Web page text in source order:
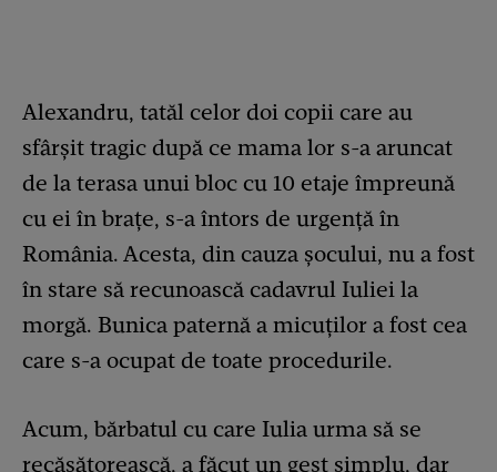
Alexandru, tatăl celor doi copii care au
sfârșit tragic după ce mama lor s-a aruncat
de la terasa unui bloc cu 10 etaje împreună
cu ei în brațe, s-a întors de urgență în
România. Acesta, din cauza șocului, nu a fost
în stare să recunoască cadavrul Iuliei la
morgă. Bunica paternă a micuților a fost cea
care s-a ocupat de toate procedurile.
Acum, bărbatul cu care Iulia urma să se
recăsătorească, a făcut un gest simplu, dar